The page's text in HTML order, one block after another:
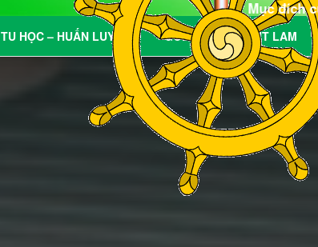
Mục đích của Gia Đình
TU HỌC – HUẤN LUYỆN GÓC VUI BÚT LAM